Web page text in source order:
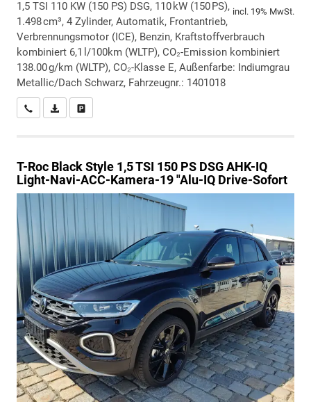
incl. 19% MwSt.
1,5 TSI 110 KW (150 PS) DSG, 110 kW (150 PS),
1.498 cm³, 4 Zylinder, Automatik, Frontantrieb,
Verbrennungsmotor (ICE), Benzin, Kraftstoffverbrauch
kombiniert 6,1 l/100km (WLTP), CO₂-Emission kombiniert
138.00 g/km (WLTP), CO₂-Klasse E, Außenfarbe: Indiumgrau
Metallic/Dach Schwarz, Fahrzeugnr.: 1401018
Wir rufen Sie anPDF-Datei, Fahrzeugexposé drucken
T-Roc Black Style 1,5 TSI 150 PS DSG AHK-IQ
Light-Navi-ACC-Kamera-19 "Alu-IQ Drive-Sofort